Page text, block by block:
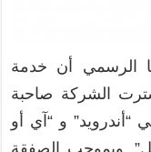
الرسمي أن خدمة
الشركة صاحبة
“أندرويد” و “آي أو
وبموجب الصفقة